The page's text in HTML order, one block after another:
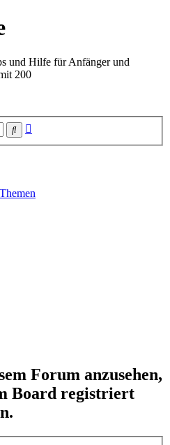
und Hilfe für Anfänger und
200
Suche
Forum anzusehen,
Board registriert